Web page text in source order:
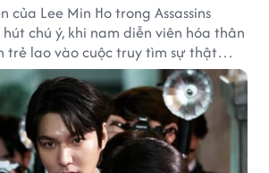
của Lee Min Ho trong Assassins
chú ý, khi nam diễn viên hóa thân
trẻ lao vào cuộc truy tìm sự thật
sát gây chấn động Hàn Quốc.